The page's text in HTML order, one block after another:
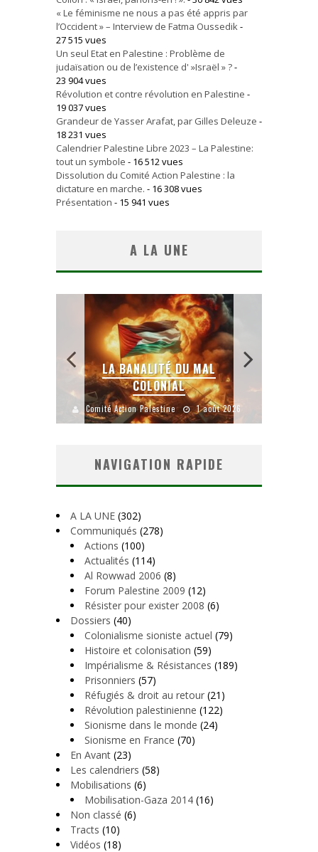
« Le féminisme ne nous a pas été appris par
l’Occident » – Interview de Fatma Oussedik -
27 515 vues
Un seul Etat en Palestine : Problème de
judaïsation ou de l’existence d' »Israël » ?-
23 904 vues
Révolution et contre révolution en Palestine -
19 037 vues
Grandeur de Yasser Arafat, par Gilles Deleuze -
18 231 vues
Calendrier Palestine Libre 2023 – La Palestine:
tout un symbole - 16 512 vues
Dissolution du Comité Action Palestine : la
dictature en marche. - 16 308 vues
Présentation - 15 941 vues
A LA UNE
LA BANALITÉ DU MAL
COLONIAL
Comité Action Palestine 1 août 2026
NAVIGATION RAPIDE
A LA UNE (302)
Communiqués (278)
Actions (100)
Actualités (114)
Al Rowwad 2006 (8)
Forum Palestine 2009 (12)
Résister pour exister 2008 (6)
Dossiers (40)
Colonialisme sioniste actuel (79)
Histoire et colonisation (59)
Impérialisme & Résistances (189)
Prisonniers (57)
Réfugiés & droit au retour (21)
Révolution palestinienne (122)
Sionisme dans le monde (24)
Sionisme en France (70)
En Avant (23)
Les calendriers (58)
Mobilisations (6)
Mobilisation-Gaza 2014 (16)
Non classé (6)
Tracts (10)
Vidéos (18)